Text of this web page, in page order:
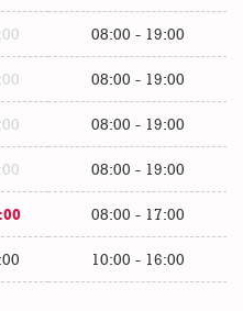
08:00 - 19:00
08:00 - 19:00
08:00 - 19:00
08:00 - 19:00
08:00 - 17:00
10:00 - 16:00